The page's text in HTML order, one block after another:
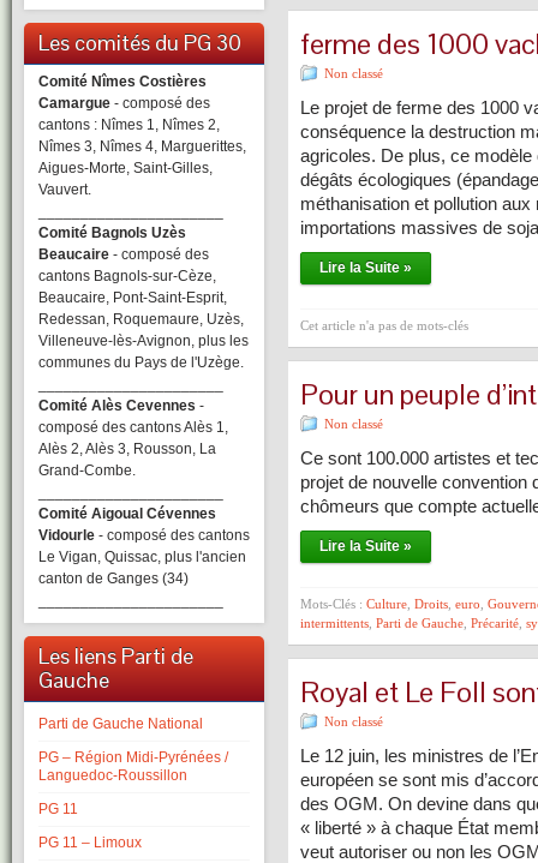
Les comités du PG 30
Comité Nîmes Costières
Camargue - composé des
cantons : Nîmes 1, Nîmes 2,
Nîmes 3, Nîmes 4, Marguerittes,
Aigues-Morte, Saint-Gilles,
Vauvert.
Comité Bagnols Uzès
Beaucaire - composé des
cantons Bagnols-sur-Cèze,
Beaucaire, Pont-Saint-Esprit,
Redessan, Roquemaure, Uzès,
Villeneuve-lès-Avignon, plus les
communes du Pays de l'Uzège.
Comité Alès Cevennes -
composé des cantons Alès 1,
Alès 2, Alès 3, Rousson, La
Grand-Combe.
Comité Aigoual Cévennes
Vidourle - composé des cantons
Le Vigan, Quissac, plus l'ancien
canton de Ganges (34)
Les liens Parti de
Gauche
Parti de Gauche National
PG – Région Midi-Pyrénées /
Languedoc-Roussillon
PG 11
PG 11 – Limoux
ferme des 1000
Non classé
Le projet de ferme des 1000
conséquence la destruction
agricoles. De plus, ce modèle
dégâts écologiques
méthanisation et pollution
importations massives de
Lire la Suite »
Cet article n'a pas de mots-clés
Pour un peuple
Non classé
Ce sont 100.000 artistes et
projet de nouvelle convention
chômeurs que compte
Lire la Suite »
Mots-Clés : Culture Droits euro
intermittents Parti de Gauche Précarité
Royal et Le Foll
Non classé
Le 12 juin, les ministres de
européen se sont mis
des OGM. On devine dans
« liberté » à chaque État
veut autoriser ou non les